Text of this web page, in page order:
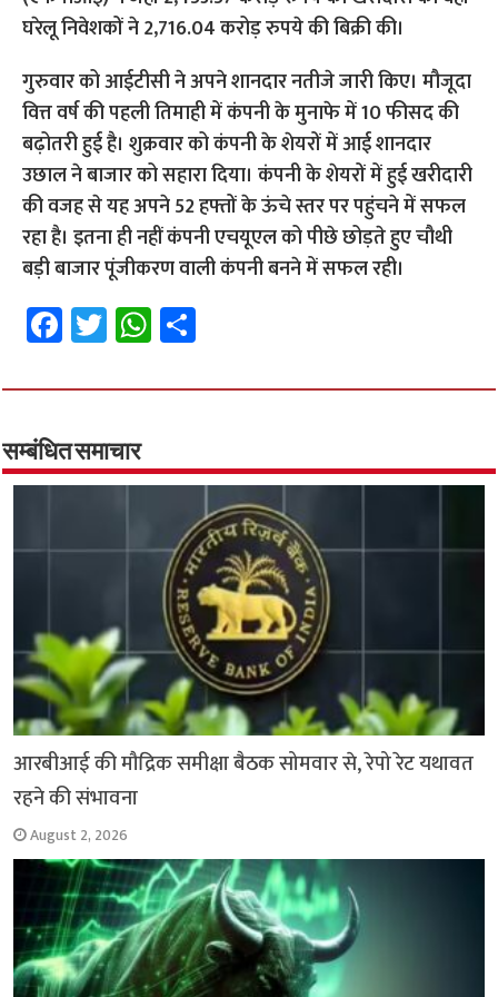
घरेलू निवेशकों ने 2,716.04 करोड़ रुपये की बिक्री की।
गुरुवार को आईटीसी ने अपने शानदार नतीजे जारी किए। मौजूदा
वित्त वर्ष की पहली तिमाही में कंपनी के मुनाफे में 10 फीसद की
बढ़ोतरी हुई है। शुक्रवार को कंपनी के शेयरों में आई शानदार
उछाल ने बाजार को सहारा दिया।कंपनी के शेयरों में हुई खरीदारी
की वजह से यह अपने 52 हफ्तों के ऊंचे स्तर पर पहुंचने में सफल
रहा है। इतना ही नहीं कंपनी एचयूएल को पीछे छोड़ते हुए चौथी
बड़ी बाजार पूंजीकरण वाली कंपनी बनने में सफल रही।
Fa
ce
b
o
o
k
T
wi
tt
er
W
h
at
p
p
ar
सम्बंधित समाचार
आरबीआई की मौद्रिक समीक्षा बैठक सोमवार से, रेपो रेट यथावत
रहने की संभावना
August 2, 2026